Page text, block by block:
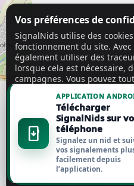
install_mobile
APPLICATION
Télécharger
SignalNids sur
téléphone
Signalez un nid et
vos signalements
facilement depuis
l’application.
Vos préférences de
SignalNids utilise des
fonctionnement du site.
également utiliser des
lorsque cela est nécessaire,
campagnes. Vous pouvez
Tout
Tout